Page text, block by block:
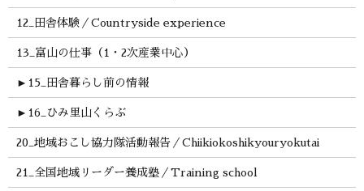
12_田舎体験／Countryside experience
13_富山の仕事（1・2次産業中心）
► 15_田舎暮らし前の情報
► 16_ひみ里山くらぶ
20_地域おこし協力隊活動報告／Chiikiokoshikyouryokutai
21_全国地域リーダー養成塾／Training school